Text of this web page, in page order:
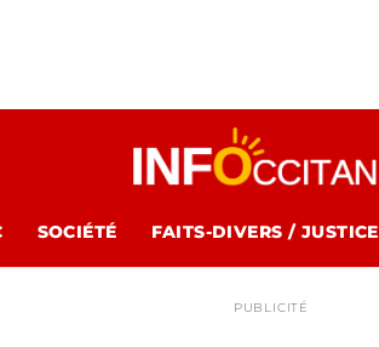
SOCIÉTÉ FAITS-DIVERS / JUSTICE
PUBLICITÉ